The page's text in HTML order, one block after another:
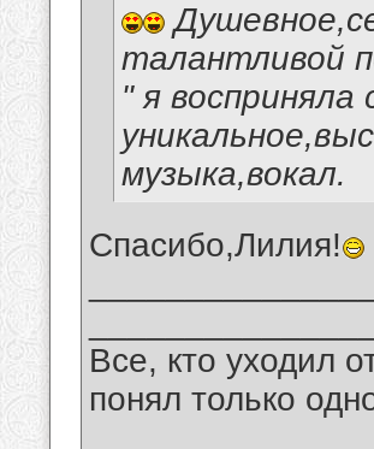
талантливой
" я
музыка,вокал.
Спасибо,Лилия!
Все, кто уходил
понял только